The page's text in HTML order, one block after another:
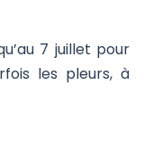
7 juillet pour
les pleurs, à